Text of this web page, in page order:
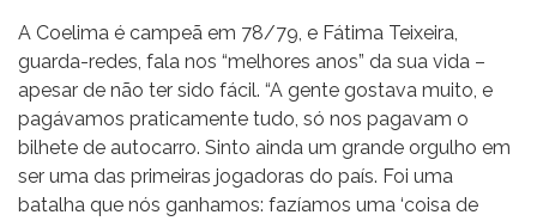
A Coelima é campeã em 78/79, e Fátima Teixeira,
guarda-redes, fala nos “melhores anos” da sua vida –
apesar de não ter sido fácil. “A gente gostava muito, e
pagávamos praticamente tudo, só nos pagavam o
bilhete de autocarro. Sinto ainda um grande orgulho em
ser uma das primeiras jogadoras do país. Foi uma
batalha que nós ganhamos: fazíamos uma ‘coisa de